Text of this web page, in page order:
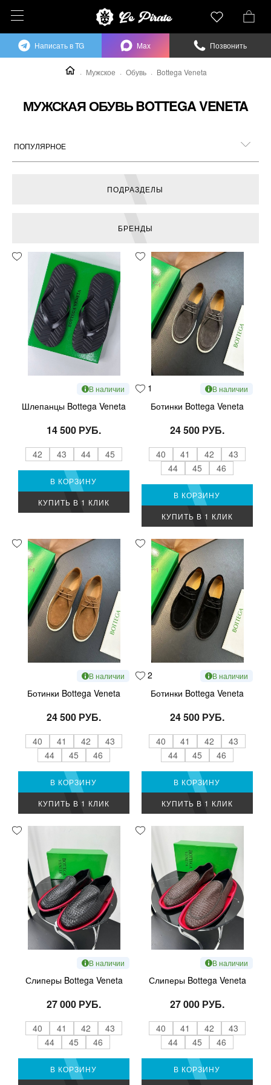
Мужское Обувь Bottega Veneta
МУЖСКАЯ ОБУВЬ BOTTEGA VENETA
ПОДРАЗДЕЛЫ
БРЕНДЫ
В наличии
Шлепанцы Bottega Veneta
14 500 РУБ.
42 43 44 45
В КОРЗИНУ
КУПИТЬ В 1 КЛИК
1 В наличии
Ботинки Bottega Veneta
24 500 РУБ.
40 41 42
43
44
45 46
В КОРЗИНУ
КУПИТЬ В 1 КЛИК
В наличии
Ботинки Bottega Veneta
24 500 РУБ.
40 41 42
43
44
45 46
В КОРЗИНУ
КУПИТЬ В 1 КЛИК
2 В наличии
Ботинки Bottega Veneta
24 500 РУБ.
40 41 42
43
44
45 46
В КОРЗИНУ
КУПИТЬ В 1 КЛИК
В наличии
Слиперы Bottega Veneta
27 000 РУБ.
40 41 42
43
44
45 46
В КОРЗИНУ
В наличии
Слиперы Bottega Veneta
27 000 РУБ.
40 41 42
43
44
45 46
В КОРЗИНУ
Написать в TG Max Позвонить